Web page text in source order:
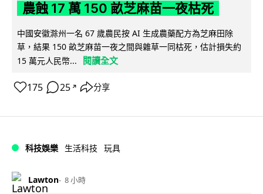
農蝕 17 萬 150 畝芝麻苗一夜枯死
中國安徽滁州一名 67 歲農民按 AI 生成農藥配方為芝麻田除
草，結果 150 畝芝麻苗一夜之間與雜草一同枯死，估計損失約
15 萬元人民幣...
閱讀全文
175 25 ↗ 分享
科技娛樂 生活科技 玩具
Lawton 8 小時